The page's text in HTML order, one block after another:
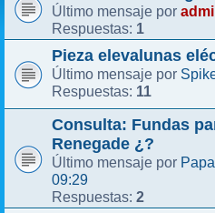
Último mensaje por
Respuestas: 1
Pieza elevalunas
Último mensaje por
Respuestas: 11
Consulta: Fundas
Renegade ¿?
Último mensaje por
09:29
Respuestas: 2